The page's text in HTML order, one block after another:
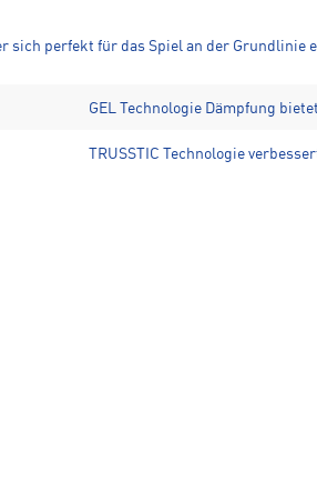
sich perfekt für das Spiel an der Grundlinie
GEL Technologie Dämpfung
TRUSSTIC Technologie